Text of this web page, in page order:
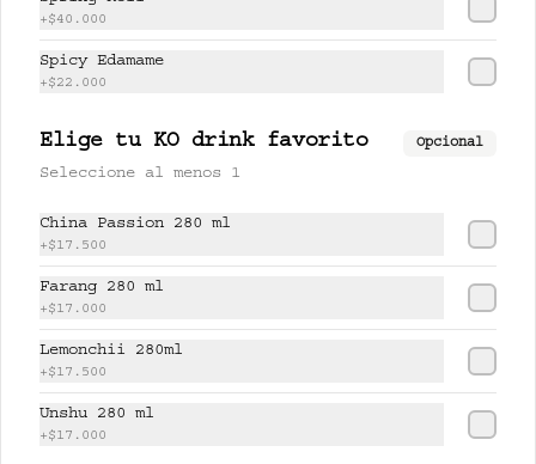
PISCO LEMONCHI 280 ml
Jugo de lychee y lemongrass
$37.500
+$40.000
Spicy Edamame
+$22.000
Elige tu KO drink favorito Opcional
Seleccione al menos 1
China Passion 280 ml
+$17.500
Farang 280 ml
+$17.000
Lemonchii 280ml
+$17.500
Unshu 280 ml
+$17.000